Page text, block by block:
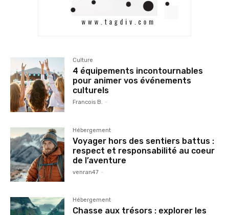
Culture
4 équipements incontournables
pour animer vos événements
culturels
Francois B. -
Hébergement
Voyager hors des sentiers battus :
respect et responsabilité au coeur
de l’aventure
venran47 -
Hébergement
Chasse aux trésors : explorer les